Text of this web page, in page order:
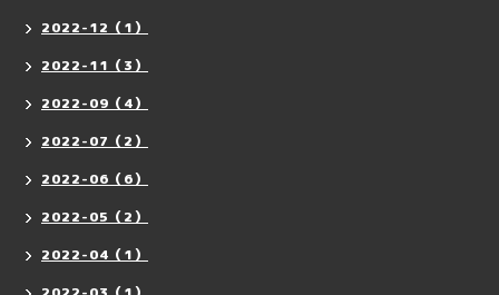
2022-12（1）
2022-11（3）
2022-09（4）
2022-07（2）
2022-06（6）
2022-05（2）
2022-04（1）